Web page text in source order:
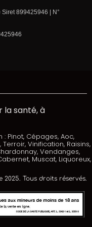
899425946 | N°
la santé, à
Pinot, Cépages, Aoc,
Vinification, Raisins,
Vendanges,
Muscat, Liquoreux,
2025. Tous droits réservés.